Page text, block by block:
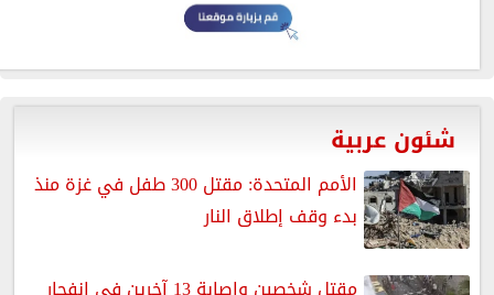
شئون عربية
الأمم المتحدة: مقتل 300 طفل في غزة منذ
بدء وقف إطلاق النار